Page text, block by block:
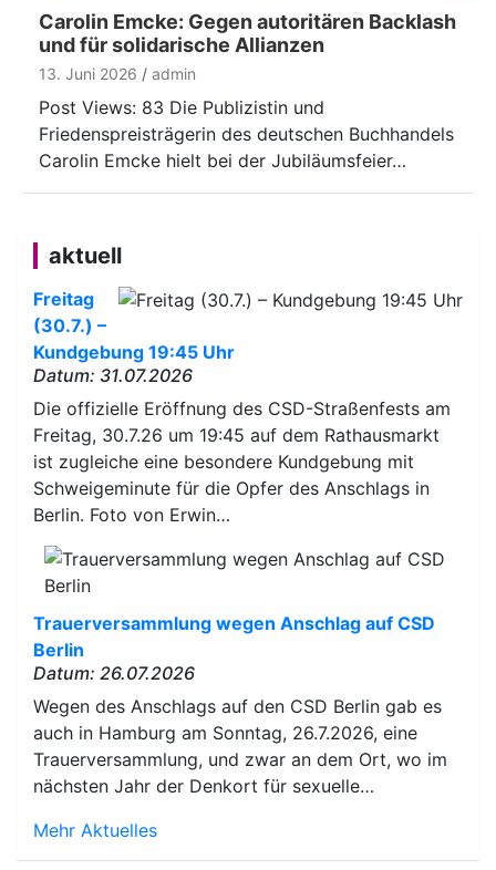
Carolin Emcke: Gegen autoritären Backlash
und für solidarische Allianzen
13. Juni 2026 admin
Post Views: 83 Die Publizistin und
Friedenspreisträgerin des deutschen Buchhandels
Carolin Emcke hielt bei der Jubiläumsfeier…
aktuell
Freitag
(30.7.) –
Kundgebung 19:45 Uhr
Datum: 31.07.2026
Die offizielle Eröffnung des CSD-Straßenfests am
Freitag, 30.7.26 um 19:45 auf dem Rathausmarkt
ist zugleiche eine besondere Kundgebung mit
Schweigeminute für die Opfer des Anschlags in
Berlin. Foto von Erwin…
Trauerversammlung wegen Anschlag auf CSD
Berlin
Datum: 26.07.2026
Wegen des Anschlags auf den CSD Berlin gab es
auch in Hamburg am Sonntag, 26.7.2026, eine
Trauerversammlung, und zwar an dem Ort, wo im
nächsten Jahr der Denkort für sexuelle…
Mehr Aktuelles